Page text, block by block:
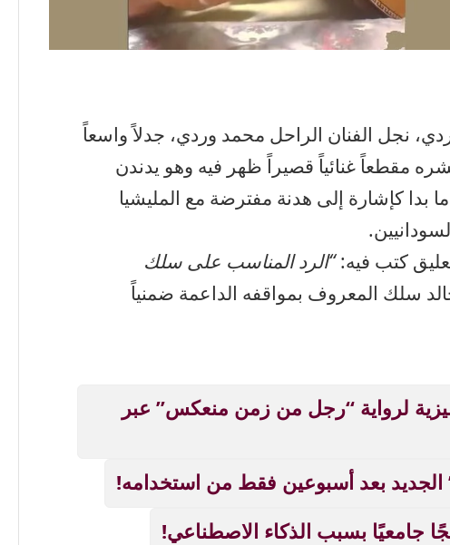
نجل الفنان الراحل محمد وردي، جدلاً واسعاً
مقطعاً غنائياً قصيراً ظهر فيه وهو يدندن
بدا كإشارة إلى هدنة مفترضة مع المليشيا
كتب فيه:“الرد المناسب على سلك
سلك المعروف بمواقفه الداعمة ضمنياً
لرواية “رجل من زمن منعكس” عبر
بعد أسبوعين فقط من استخدامه!